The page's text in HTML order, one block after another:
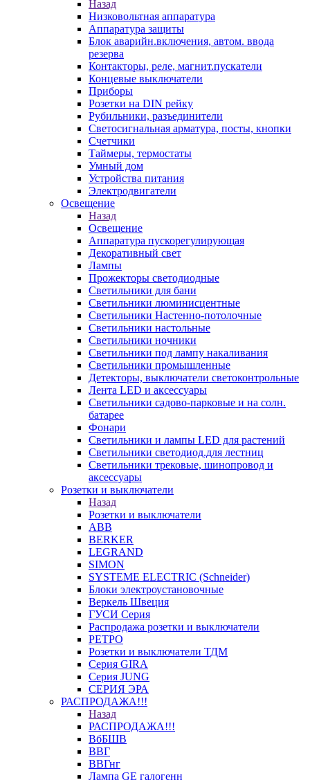
Назад
Низковольтная аппаратура
Аппаратура защиты
Блок аварийн.включения, автом. ввода
резерва
Контакторы, реле, магнит.пускатели
Концевые выключатели
Приборы
Розетки на DIN рейку
Рубильники, разъединители
Светосигнальная арматура, посты, кнопки
Счетчики
Таймеры, термостаты
Умный дом
Устройства питания
Электродвигатели
Освещение
Назад
Освещение
Аппаратура пускорегулирующая
Декоративный свет
Лампы
Прожекторы светодиодные
Светильники для бани
Светильники люминисцентные
Светильники Настенно-потолочные
Светильники настольные
Светильники ночники
Светильники под лампу накаливания
Светильники промышленные
Детекторы, выключатели светоконтрольные
Лента LED и аксессуары
Светильники садово-парковые и на солн.
батарее
Фонари
Светильники и лампы LED для растений
Светильники светодиод.для лестниц
Светильники трековые, шинопровод и
аксессуары
Розетки и выключатели
Назад
Розетки и выключатели
ABB
BERKER
LEGRAND
SIMON
SYSTEME ELECTRIC (Schneider)
Блоки электроустановочные
Веркель Швеция
ГУСИ Серия
Распродажа розетки и выключатели
РЕТРО
Розетки и выключатели ТДМ
Серия GIRA
Серия JUNG
СЕРИЯ ЭРА
РАСПРОДАЖА!!!
Назад
РАСПРОДАЖА!!!
ВбБШВ
ВВГ
ВВГнг
Лампа GE галогенн